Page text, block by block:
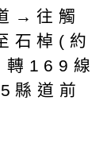
→往觸
石棹(約
169線
縣道前